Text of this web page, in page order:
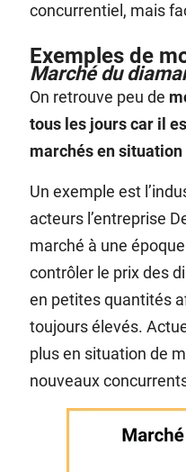
concurrentiel, mais
Exemples de
Marché du
On retrouve peu de
tous les jours car il
marchés en
Un exemple est
acteurs l’entreprise
marché à une
contrôler le prix des
en petites quantités
toujours élevés.
plus en situation de
nouveaux